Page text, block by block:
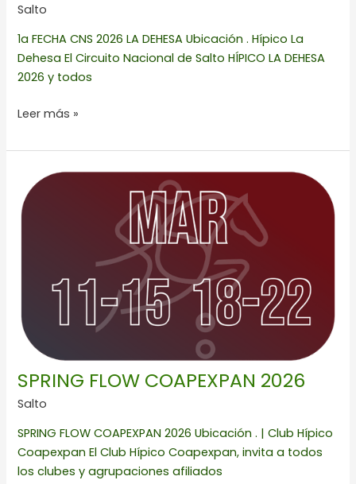
Salto
1a FECHA CNS 2026 LA DEHESA Ubicación . Hípico La
Dehesa El Circuito Nacional de Salto HÍPICO LA DEHESA
2026 y todos
Leer más »
SPRING FLOW COAPEXPAN 2026
Salto
SPRING FLOW COAPEXPAN 2026 Ubicación . | Club Hípico
Coapexpan El Club Hípico Coapexpan, invita a todos
los clubes y agrupaciones afiliados
FLOW
COAPEXPAN
2026